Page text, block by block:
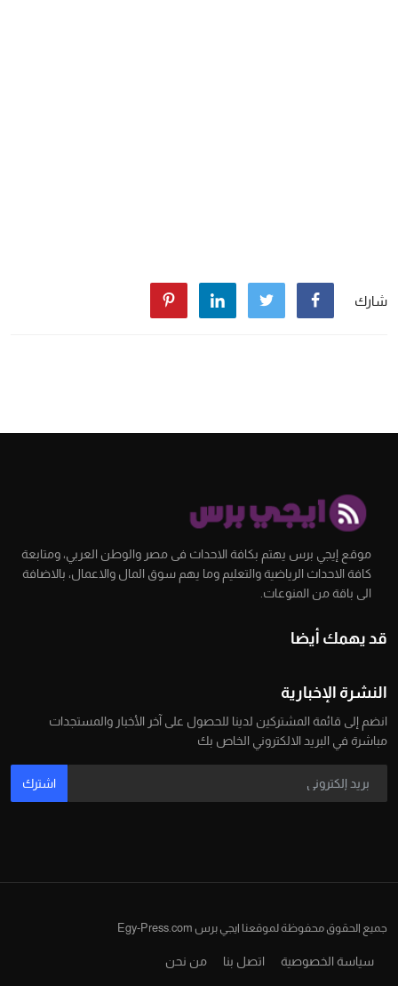
شارك
موقع إيجي برس يهتم بكافة الاحداث فى مصر والوطن العربي، ومتابعة
كافة الاحداث الرياضية والتعليم وما يهم سوق المال والاعمال، بالاضافة
الى باقة من المنوعات.
قد يهمك أيضا
النشرة الإخبارية
انضم إلى قائمة المشتركين لدينا للحصول على آخر الأخبار والمستجدات
مباشرة في البريد الالكتروني الخاص بك
اشترك
جميع الحقوق محفوظة لموقعنا ايجي برس Egy-Press.com
سياسة الخصوصية اتصل بنا من نحن